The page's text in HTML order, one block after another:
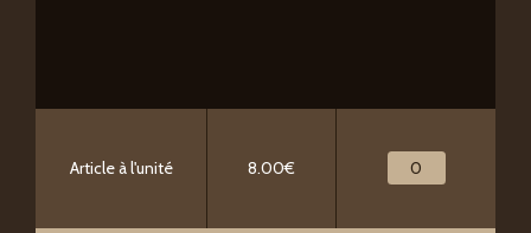
Article à l'unité 8.00€